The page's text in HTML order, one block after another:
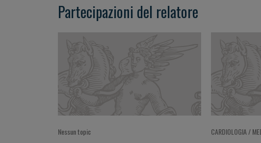
Partecipazioni del relatore
Nessun topic CARDIOLOGIA /